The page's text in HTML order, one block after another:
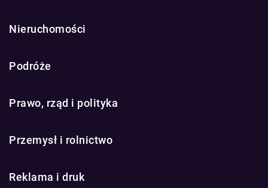
Nieruchomości
Podróże
Prawo, rząd i polityka
Przemysł i rolnictwo
Reklama i druk